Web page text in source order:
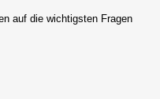
auf die wichtigsten Fragen